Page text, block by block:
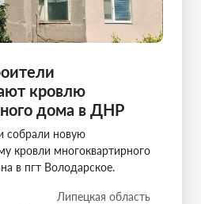
кровлю
дома в ДНР
собрали новую
кровли многоквартирного
в пгт Володарское.
Липецкая область